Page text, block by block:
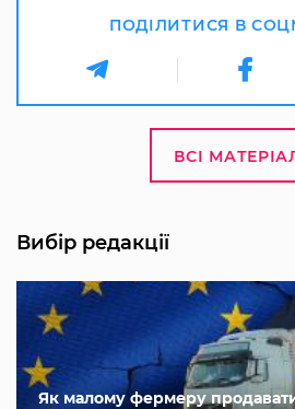
ПОДІЛИТИСЯ В
ВСІ
Вибір редакції
Як малому фермеру